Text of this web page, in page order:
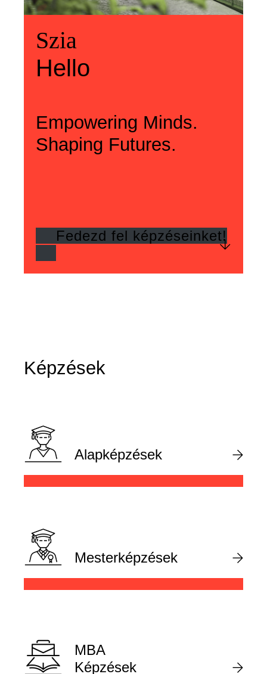
Üdvözlünk
Szia
Szia
Welcome
Hello
Empowering Minds.
Shaping Futures.
Fedezd fel képzéseinket!
Képzések
Alapképzések
Mesterképzések
MBA
Képzések